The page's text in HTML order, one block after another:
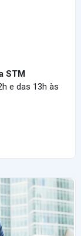
STM
e das 13h às
com foco